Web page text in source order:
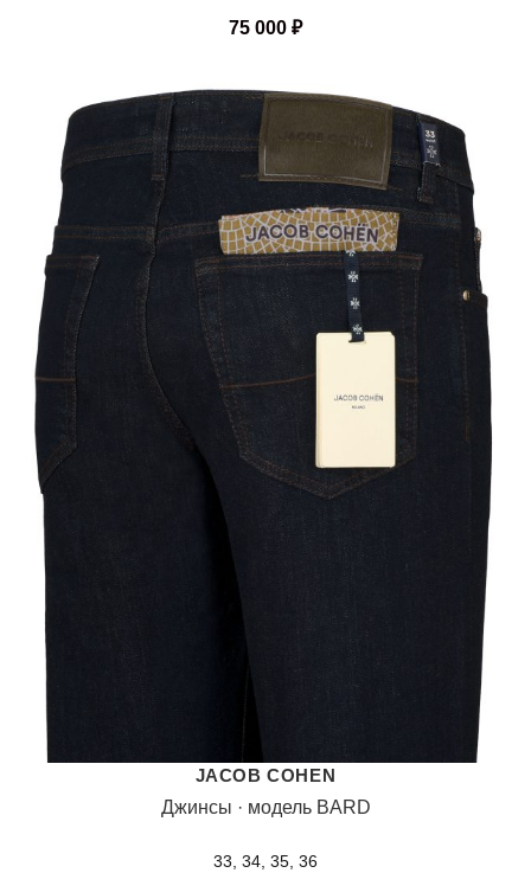
75 000 ₽
JACOB COHEN
Джинсы · модель BARD
33, 34, 35, 36